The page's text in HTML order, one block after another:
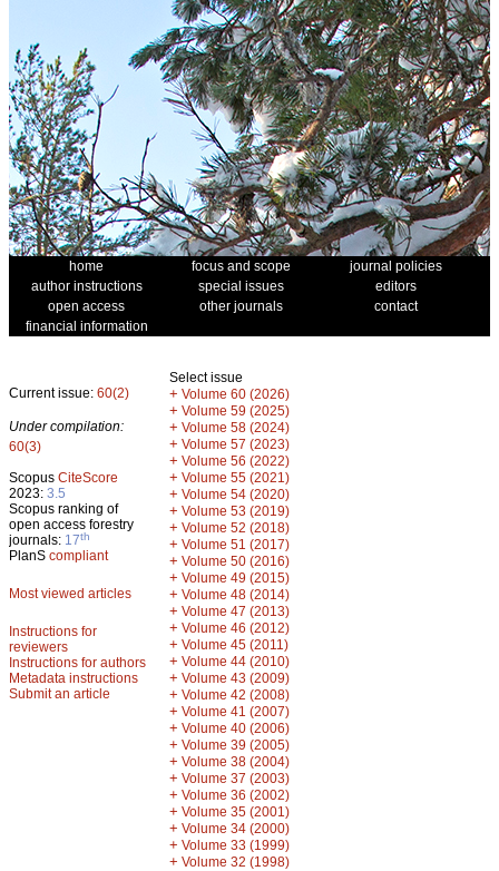
home focus and scope
journal policies
author instructions
special issues
editors
open access
other journals
contact
financial information
Current issue: 60(2)
Under compilation:
60(3)
Scopus CiteScore
2023: 3.5
Scopus ranking of
open access forestry
journals: 17th
PlanS compliant
Most viewed articles
Instructions for
reviewers
Instructions for authors
Metadata instructions
Submit an article
Select issue
+ Volume 60 (2026)
+ Volume 59 (2025)
+ Volume 58 (2024)
+ Volume 57 (2023)
+ Volume 56 (2022)
+ Volume 55 (2021)
+ Volume 54 (2020)
+ Volume 53 (2019)
+ Volume 52 (2018)
+ Volume 51 (2017)
+ Volume 50 (2016)
+ Volume 49 (2015)
+ Volume 48 (2014)
+ Volume 47 (2013)
+ Volume 46 (2012)
+ Volume 45 (2011)
+ Volume 44 (2010)
+ Volume 43 (2009)
+ Volume 42 (2008)
+ Volume 41 (2007)
+ Volume 40 (2006)
+ Volume 39 (2005)
+ Volume 38 (2004)
+ Volume 37 (2003)
+ Volume 36 (2002)
+ Volume 35 (2001)
+ Volume 34 (2000)
+ Volume 33 (1999)
+ Volume 32 (1998)